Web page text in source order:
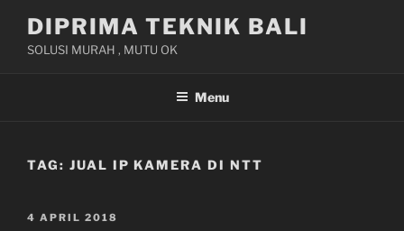
content
DIPRIMA TEKNIK BALI
SOLUSI MURAH , MUTU OK
Menu
TAG: JUAL IP KAMERA DI NTT
POSTED
4 APRIL 2018